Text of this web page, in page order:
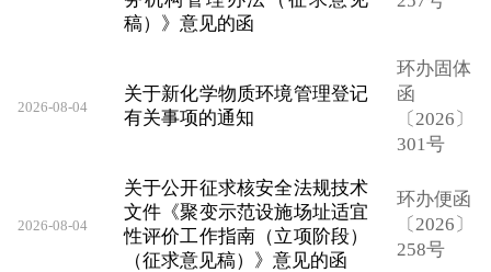
稿）》意见的函
2026-08-04
关于新化学物质环境管理登记
有关事项的通知
环办固体
函
〔2026〕
301号
2026-08-04
关于公开征求核安全法规技术
文件《聚变示范设施场址适宜
性评价工作指南（立项阶段）
（征求意见稿）》意见的函
环办便函
〔2026〕
258号